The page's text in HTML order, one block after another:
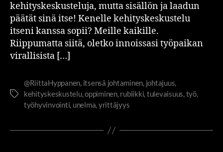
kehityskeskusteluja, mutta sisällön ja laadun
päätät sinä itse! Kenelle kehityskeskustelu
itseni kanssa sopii? Meille kaikille.
Riippumatta siitä, oletko innoissasi työpaikan
virallisista […]
@RiittaHyppanen, itsensä johtaminen, johtajuus,
kehityskeskustelu,oppiminen,rubiikki,tulevaisuus,työ,
työhyvinvointi, unelma,yrittäjyys